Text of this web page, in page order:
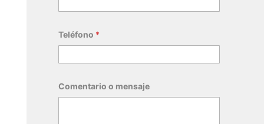
Teléfono *
Comentario o mensaje